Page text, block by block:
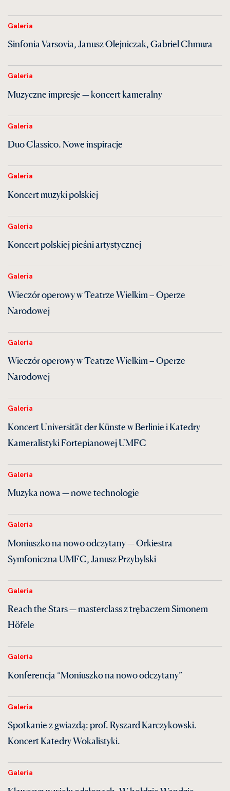
Galeria
Sinfonia Varsovia, Janusz Olejniczak, Gabriel Chmura
Galeria
Muzyczne impresje — koncert kameralny
Galeria
Duo Classico. Nowe inspiracje
Galeria
Koncert muzyki polskiej
Galeria
Koncert polskiej pieśni artystycznej
Galeria
Wieczór operowy w Teatrze Wielkim – Operze
Narodowej
Galeria
Wieczór operowy w Teatrze Wielkim – Operze
Narodowej
Galeria
Koncert Universität der Künste w Berlinie i Katedry
Kameralistyki Fortepianowej UMFC
Galeria
Muzyka nowa — nowe technologie
Galeria
Moniuszko na nowo odczytany — Orkiestra
Symfoniczna UMFC, Janusz Przybylski
Galeria
Reach the Stars — masterclass z trębaczem Simonem
Höfele
Galeria
Konferencja “Moniuszko na nowo odczytany”
Galeria
Spotkanie z gwiazdą: prof. Ryszard Karczykowski.
Koncert Katedry Wokalistyki.
Galeria